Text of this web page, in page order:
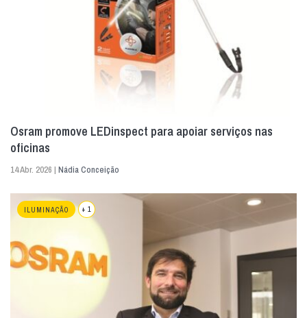
Osram promove LEDinspect para apoiar serviços nas
oficinas
14 Abr. 2026 | Nádia Conceição
ILUMINAÇÃO + 1